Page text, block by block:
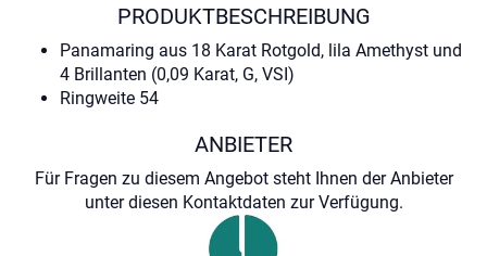
PRODUKTBESCHREIBUNG
Panamaring aus 18 Karat Rotgold, lila Amethyst und
4 Brillanten (0,09 Karat, G, VSI)
Ringweite 54
ANBIETER
Für Fragen zu diesem Angebot steht Ihnen der Anbieter
unter diesen Kontaktdaten zur Verfügung.